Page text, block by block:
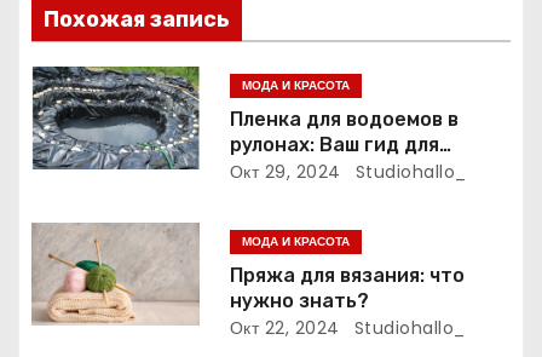
п
о
з
а
п
и
с
Похожая запись
МОДА И КРАСОТА
Пленка для водоемов в
рулонах: Ваш гид для
выбора и применения
Окт 29, 2024 Studiohallo_
МОДА И КРАСОТА
Пряжа для вязания: что
нужно знать?
Окт 22, 2024 Studiohallo_